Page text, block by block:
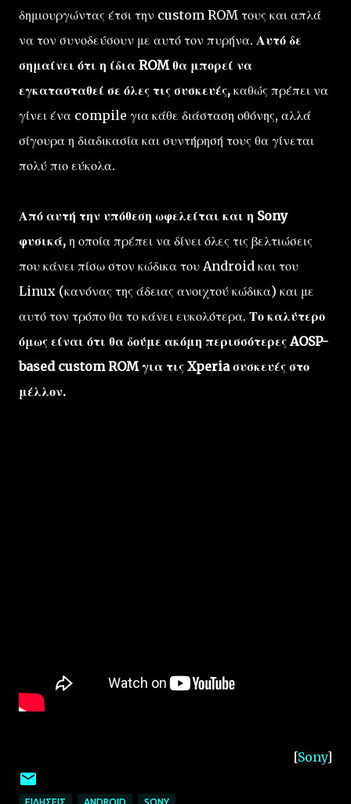
δημιουργώντας έτσι την custom ROM τους και απλά
να τον συνοδεύσουν με αυτό τον πυρήνα. Αυτό δε
σημαίνει ότι η ίδια ROM θα μπορεί να
εγκατασταθεί σε όλες τις συσκευές, καθώς πρέπει να
γίνει ένα compile για κάθε διάσταση οθόνης, αλλά
σίγουρα η διαδικασία και συντήρησή τους θα γίνεται
πολύ πιο εύκολα.
Από αυτή την υπόθεση ωφελείται και η Sony
φυσικά, η οποία πρέπει να δίνει όλες τις βελτιώσεις
που κάνει πίσω στον κώδικα του Android και του
Linux (κανόνας της άδειας ανοιχτού κώδικα) και με
αυτό τον τρόπο θα το κάνει ευκολότερα. Το καλύτερο
όμως είναι ότι θα δούμε ακόμη περισσότερες AOSP-
based custom ROM για τις Xperia συσκευές στο
μέλλον.
[Sony]
ΕΙΔΉΣΕΙΣ ANDROID SONY